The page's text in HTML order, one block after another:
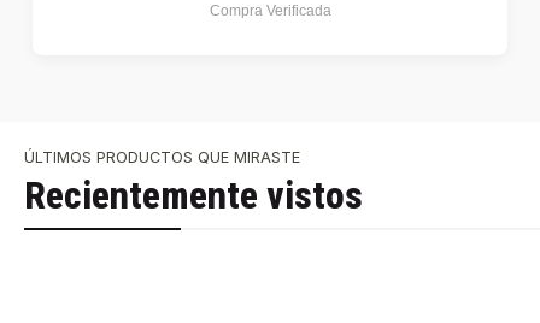
Compra Verificada
ÚLTIMOS PRODUCTOS QUE MIRASTE
Recientemente vistos